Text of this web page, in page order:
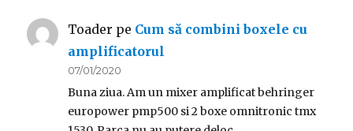
Toader pe Cum să combini boxele cu
amplificatorul
07/01/2020
Buna ziua. Am un mixer amplificat behringer
europower pmp500 si 2 boxe omnitronic tmx